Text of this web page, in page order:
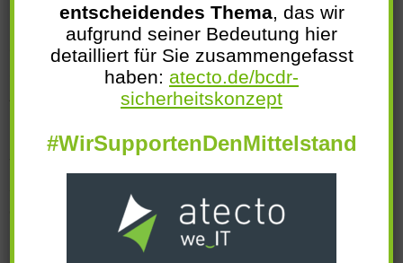
Haben Sie Lust, in der zukunftsstarken IT-Branche
durchzustarten? Langfristige Entwicklungsmöglichkeiten
sind uns wichtig: Wir bieten zugeschnittene Karriere- und
Ausbildungsmöglichkeiten und fördern unsere Mitarbeiter
orientierten Fachkräften, die unser starkes Team erweitern.
entscheidendes Thema, das wir
aufgrund seiner Bedeutung hier
detailliert für Sie zusammengefasst
haben: atecto.de/bcdr-
sicherheitskonzept
#WirSupportenDenMittelstand